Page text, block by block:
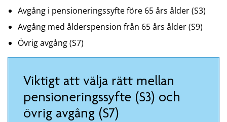
Avgång i pensioneringssyfte före 65 års ålder (S3)
Avgång med ålderspension från 65 års ålder (S9)
Övrig avgång (S7)
Viktigt att välja rätt mellan
pensioneringssyfte (S3) och
övrig avgång (S7)